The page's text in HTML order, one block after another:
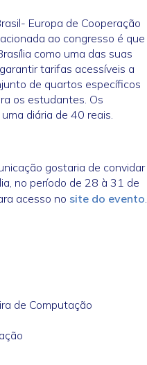
Europa de Cooperação
ao congresso é que
como uma das suas
tarifas acessíveis a
de quartos específicos
os estudantes. Os
diária de 40 reais.
gostaria de convidar
no período de 28 à 31 de
acesso no site do evento
de Computação